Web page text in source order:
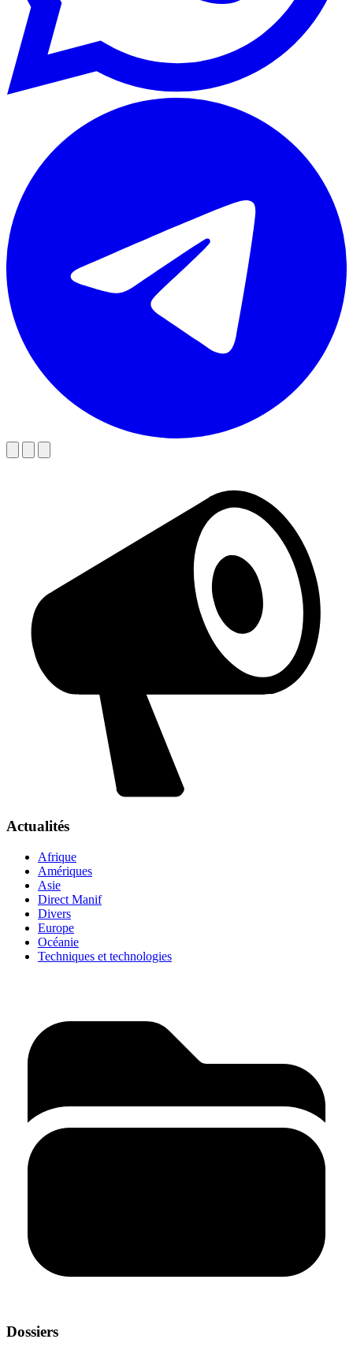
Actualités
Afrique
Amériques
Asie
Direct Manif
Divers
Europe
Océanie
Techniques et technologies
Dossiers